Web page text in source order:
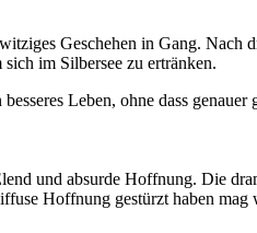
Geschehen in Gang. Nach
im Silbersee zu ertränken.
Leben, ohne dass
und absurde Hoffnung. Die
Hoffnung gestürzt haben mag